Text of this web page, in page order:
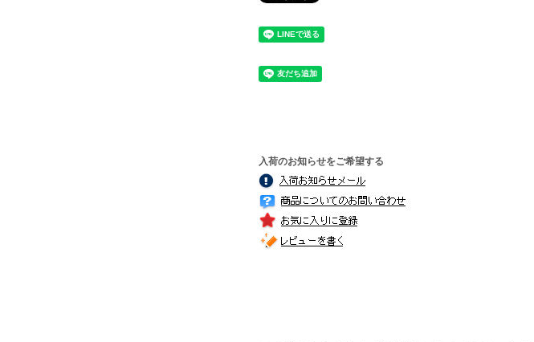
入荷のお知らせをご希望する